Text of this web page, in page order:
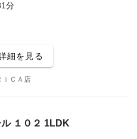
分
細を見る
ＣＡ店
１０２ 1LDK